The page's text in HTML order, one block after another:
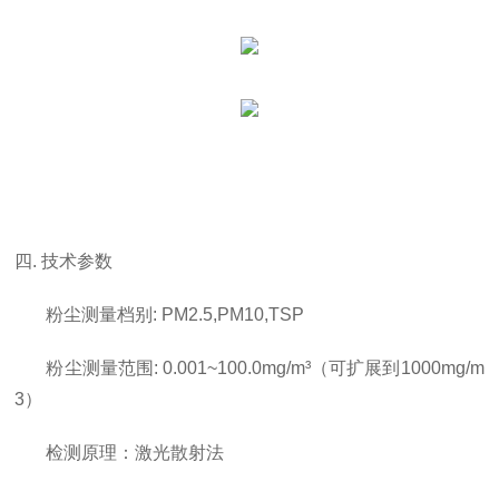
四. 技术参数
粉尘测量档别: PM2.5,PM10,TSP
粉尘测量范围: 0.001~100.0mg/m³（可扩展到1000mg/m
3）
检测原理：激光散射法